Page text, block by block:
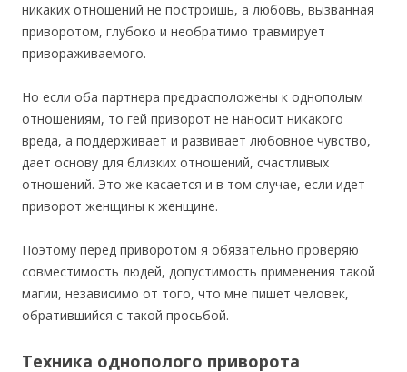
никаких отношений не построишь, а любовь, вызванная
приворотом, глубоко и необратимо травмирует
привораживаемого.
Но если оба партнера предрасположены к однополым
отношениям, то гей приворот не наносит никакого
вреда, а поддерживает и развивает любовное чувство,
дает основу для близких отношений, счастливых
отношений. Это же касается и в том случае, если идет
приворот женщины к женщине.
Поэтому перед приворотом я обязательно проверяю
совместимость людей, допустимость применения такой
магии, независимо от того, что мне пишет человек,
обратившийся с такой просьбой.
Техника однополого приворота